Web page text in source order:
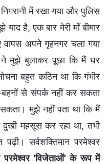
में रखा गया और पुलिस
है, एक बार मेरी माँ बीमार
अपने गृहनगर चला गया
मुझे बुलाकर पूछा कि मैं घर
बहुत कठिन था कि गंभीर
से संपर्क नहीं कर सकता
सकता। मुझे नहीं पता था कि मैं
महसूस कर रहा था, तभी
सर्वशक्तिमान परमेश्वर
‘विजेताओं’ के रूप में